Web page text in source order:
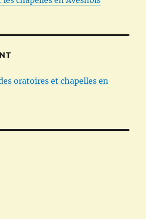
oratoires et chapelles en